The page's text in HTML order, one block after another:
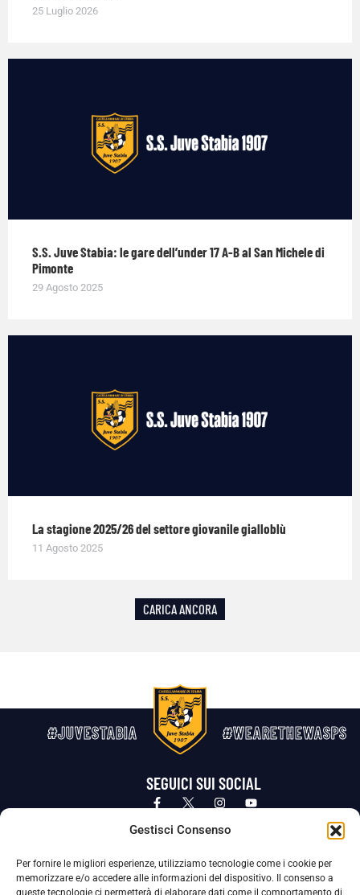
Gestisci Consenso
Per fornire le migliori esperienze, utilizziamo tecnologie come i cookie per
memorizzare e/o accedere alle informazioni del dispositivo. Il consenso a
queste tecnologie ci permetterà di elaborare dati come il comportamento di
25 Luglio 2026
S.S. Juve Stabia: le gare dell’under 17 A-B al San Michele di
Pimonte
29 Agosto 2025
La stagione 2025/26 del settore giovanile gialloblù
11 Agosto 2025
CARICA ANCORA
#JUVESTABIA #WEARETHEWASPS
SEGUICI SUI SOCIAL
Privacy Policy Cookie Policy
La Società ha nominato il Responsabile della Protezione dei Dati Personali (DPO), figura specializzata che vigila sulle modalità
adottate dalla nostra Società per tutelare i Suoi dati personali.